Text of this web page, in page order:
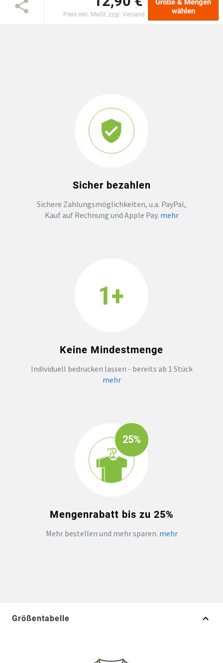
GROSSBESTELLUNGPreis inkl. MwSt. zzgl. Versand
Größe & Mengen
wählen
Sicher bezahlen
Sichere Zahlungsmöglichkeiten, u.a. PayPal,
Kauf auf Rechnung und Apple Pay. mehr
Keine Mindestmenge
Individuell bedrucken lassen - bereits ab 1 Stück
mehr
25%
Mengenrabatt bis zu 25%
Mehr bestellen und mehr sparen. mehr
Größentabelle